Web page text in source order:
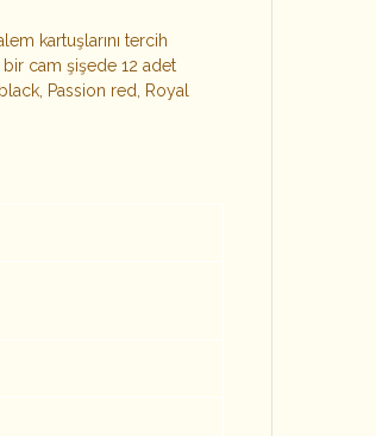
kartuşlarını tercih
cam şişede 12 adet
Passion red, Royal